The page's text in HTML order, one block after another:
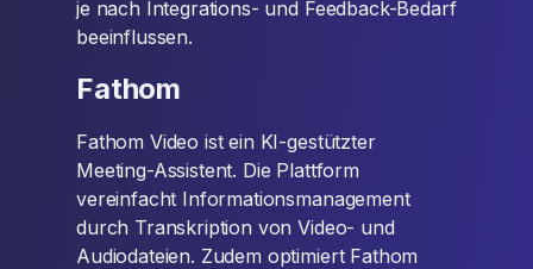
je nach Integrations- und Feedback-Bedarf
beeinflussen.
Fathom
Fathom Video ist ein KI-gestützter
Meeting-Assistent. Die Plattform
vereinfacht Informationsmanagement
durch Transkription von Video- und
Audiodateien. Zudem optimiert Fathom